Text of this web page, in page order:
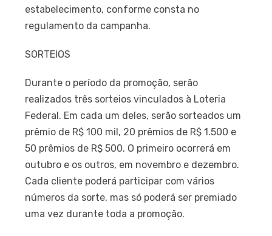
estabelecimento, conforme consta no
regulamento da campanha.
SORTEIOS
Durante o período da promoção, serão
realizados três sorteios vinculados à Loteria
Federal. Em cada um deles, serão sorteados um
prêmio de R$ 100 mil, 20 prêmios de R$ 1.500 e
50 prêmios de R$ 500. O primeiro ocorrerá em
outubro e os outros, em novembro e dezembro.
Cada cliente poderá participar com vários
números da sorte, mas só poderá ser premiado
uma vez durante toda a promoção.